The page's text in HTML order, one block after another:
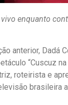
enquanto
anterior, Dadá
“Cuscuz
roteirista e
brasileira